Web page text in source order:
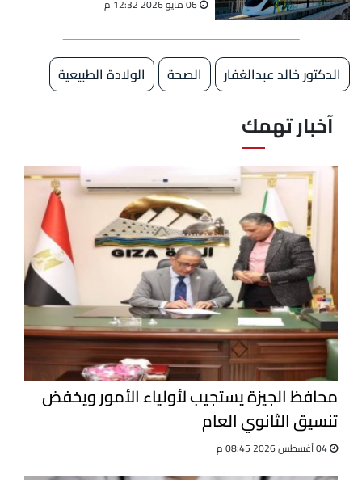
06 مايو 2026 12:32 م
الدكتور خالد عبدالغفار الصحة الولادة الطبيعية
آخبار تهمك
محافظ الجيزة يستجيب لأولياء الأمور ويخفض
تنسيق الثانوي العام